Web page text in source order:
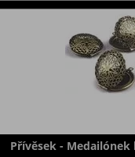
Přívěsek -